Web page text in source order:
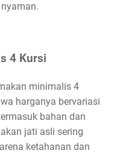
4 Kursi
minimalis 4
harganya bervariasi
bahan dan
jati asli sering
ketahanan dan